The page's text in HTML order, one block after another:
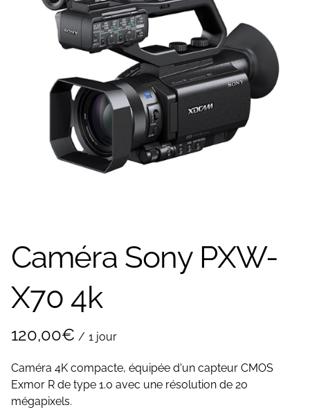
Caméra Sony PXW-
X70 4k
/
Caméra 4K compacte, équipée d'un capteur CMOS
Exmor R de type 1.0 avec une résolution de 20
mégapixels.